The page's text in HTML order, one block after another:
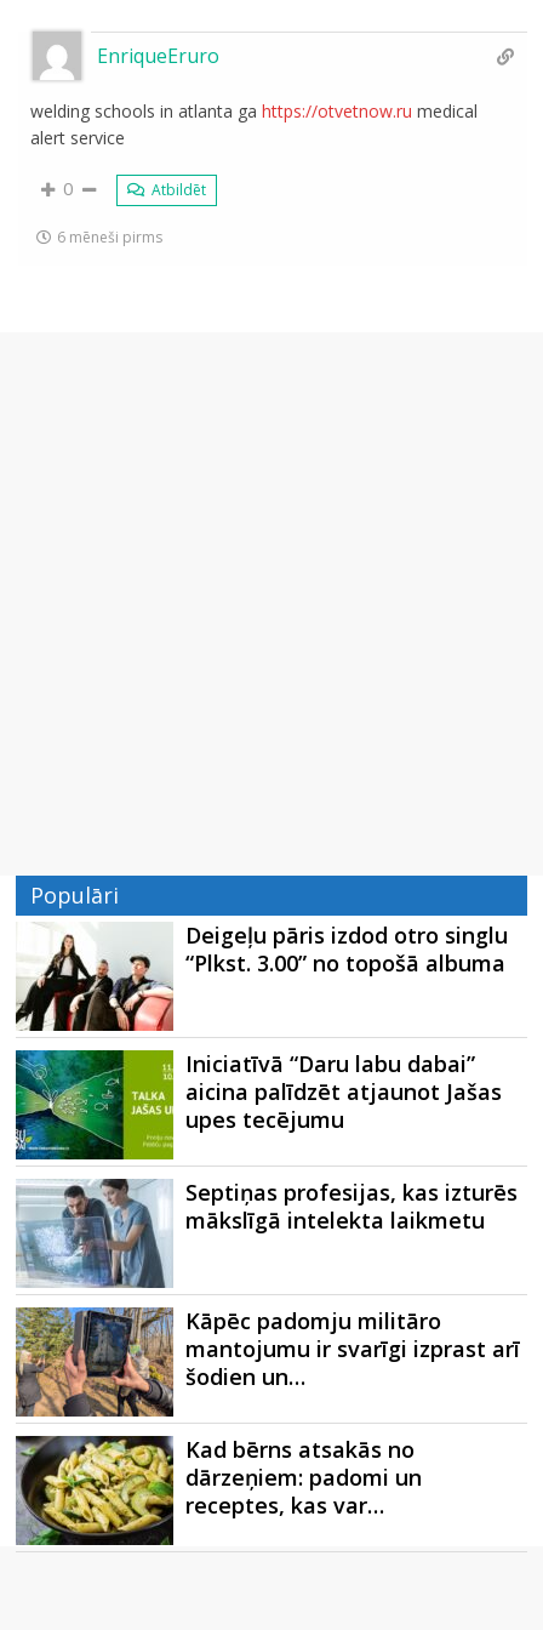
EnriqueEruro
welding schools in atlanta gahttps://otvetnow.ru medical
alert service
0 Atbildēt
6 mēneši pirms
Populāri
Deigeļu pāris izdod otro singlu
“Plkst. 3.00” no topošā albuma
Iniciatīvā “Daru labu dabai”
aicina palīdzēt atjaunot Jašas
upes tecējumu
Septiņas profesijas, kas izturēs
mākslīgā intelekta laikmetu
Kāpēc padomju militāro
mantojumu ir svarīgi izprast arī
šodien un…
Kad bērns atsakās no
dārzeņiem: padomi un
receptes, kas var…